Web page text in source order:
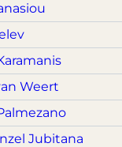
Weert
Jubitana